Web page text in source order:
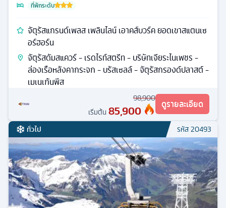
ที่พักระดับ
จัตุรัสแกรนด์เพลส เพลินไลน์ เอาคส์บวร์ค ยอดเขาสแตนเซ
อร์ฮอร์น
จัตุรัสดัมสแควร์ - เรดไรท์สตรีท - บริษัทเจียระไนเพชร -
ล่องเรือหลังคากระจก - บรัสเซลล์ - จัตุรัสกรองด์ปลาสต์ -
เมเนเก้นพีส
98,900
เริ่มต้น 85,900 ดูรายละเอียด
ทั่วไป รหัส20493